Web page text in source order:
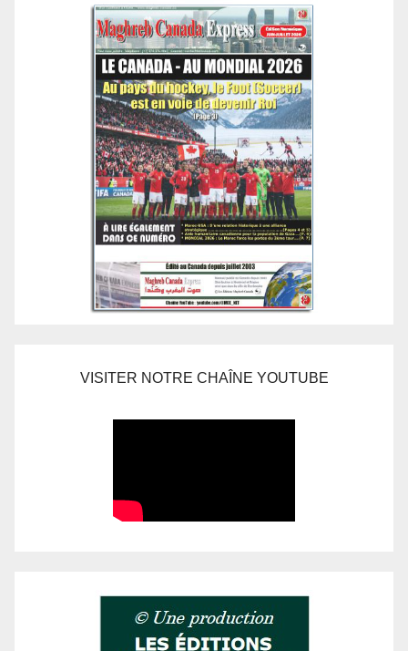
VISITER NOTRE CHAÎNE YOUTUBE